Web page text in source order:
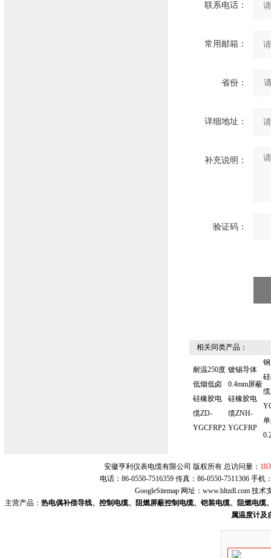
联系电话：
常用邮箱：
省份：
详细地址：
补充说明：
验证码：
相关同类产品：
耐温250度
低烟低卤
硅橡胶电
缆ZD-
YGCFRP2
镀锡导体
0.4mm屏蔽
硅橡胶电
缆ZNH-
YGCFRP
安徽亨利仪表电缆有限公司 版权所有 总访问量：
电话：86-0550-7516359 传真：86-0550-7511306 手
GoogleSitemap网址： www.hltzdl.com技术
主营产品： 热电偶补偿导线、控制电缆、阻燃屏蔽控制电缆、铠装电缆、阻燃电
属温度计及